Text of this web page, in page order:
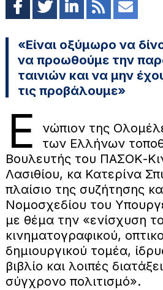
«Είναι οξύμωρο να
να προωθούμε την
ταινιών και να μην
τις προβάλουμε»
Ε
νώπιον της
των Ελλήνων
Βουλευτής του ΠΑΣΟΚ-
Λασιθίου, κα Κατερίνα
πλαίσιο της συζήτησης
Νομοσχεδίου του
με θέμα την «ενίσχυση
κινηματογραφικού,
δημιουργικού τομέα,
βιβλίο και λοιπές
σύγχρονο πολιτισμό».